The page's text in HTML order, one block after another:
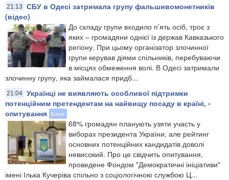
21:13
СБУ в Одесі затримала групу фальшивомонетників
(відео)
До складу групи входило п’ять осіб, троє з
яких – громадяни однієї із держав Кавказького
регіону. При цьому організатор злочинної
групи керував діями спільників, перебуваючи
в місцях обмеження волі. В Одесі затримали
злочинну групу, яка займалася придб...
21:04 Українці не виявляють особливої підтримки
потенційним претендентам на найвищу посаду в країні, -
опитування Блог
68% громадян планують узяти участь у
виборах президента України, але рейтинг
основних потенційних кандидатів доволі
невисокий. Про це свідчить опитування,
проведене Фондом "Демократичні ініціативи"
імені Ілька Кучеріва спільно з соціологічною службою Ц...